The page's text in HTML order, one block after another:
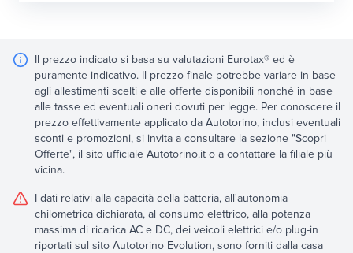
Il prezzo indicato si basa su valutazioni Eurotax® ed è
puramente indicativo. Il prezzo finale potrebbe variare in base
agli allestimenti scelti e alle offerte disponibili nonché in base
alle tasse ed eventuali oneri dovuti per legge. Per conoscere il
prezzo effettivamente applicato da Autotorino, inclusi eventuali
sconti e promozioni, si invita a consultare la sezione "Scopri
Offerte", il sito ufficiale Autotorino.it o a contattare la filiale più
vicina.
I dati relativi alla capacità della batteria, all'autonomia
chilometrica dichiarata, al consumo elettrico, alla potenza
massima di ricarica AC e DC, dei veicoli elettrici e/o plug-in
riportati sul sito Autotorino Evolution, sono forniti dalla casa